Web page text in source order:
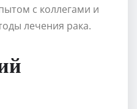
с коллегами и
лечения рака.